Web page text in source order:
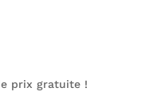
prix gratuite !